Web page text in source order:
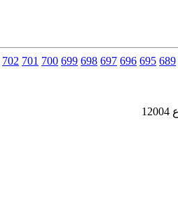
689
695
696
697
698
699
700
701
702